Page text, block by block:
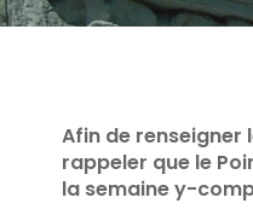
Afin de renseigner
rappeler que le
la semaine y-